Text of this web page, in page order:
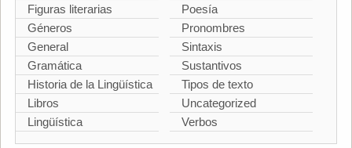
Figuras literarias
Géneros
General
Gramática
Historia de la Lingüística
Libros
Lingüística
Poesía
Pronombres
Sintaxis
Sustantivos
Tipos de texto
Uncategorized
Verbos